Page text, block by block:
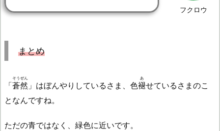
フクロウ
まとめ
「蒼然
そうぜん
」はぼんやりしているさま、色褪
あ
せているさまのこ
となんですね。
ただの青ではなく、緑色に近いです。